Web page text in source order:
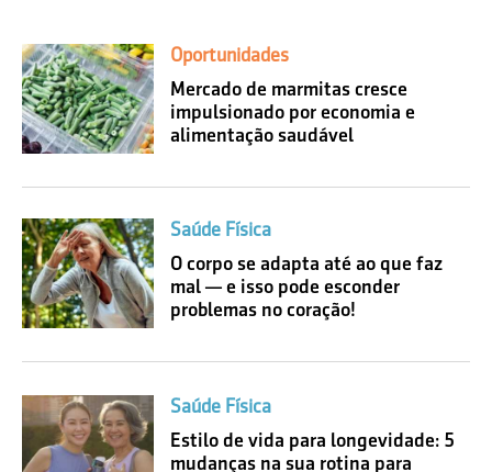
Oportunidades
Mercado de marmitas cresce
impulsionado por economia e
alimentação saudável
Saúde Física
O corpo se adapta até ao que faz
mal — e isso pode esconder
problemas no coração!
Saúde Física
Estilo de vida para longevidade: 5
mudanças na sua rotina para